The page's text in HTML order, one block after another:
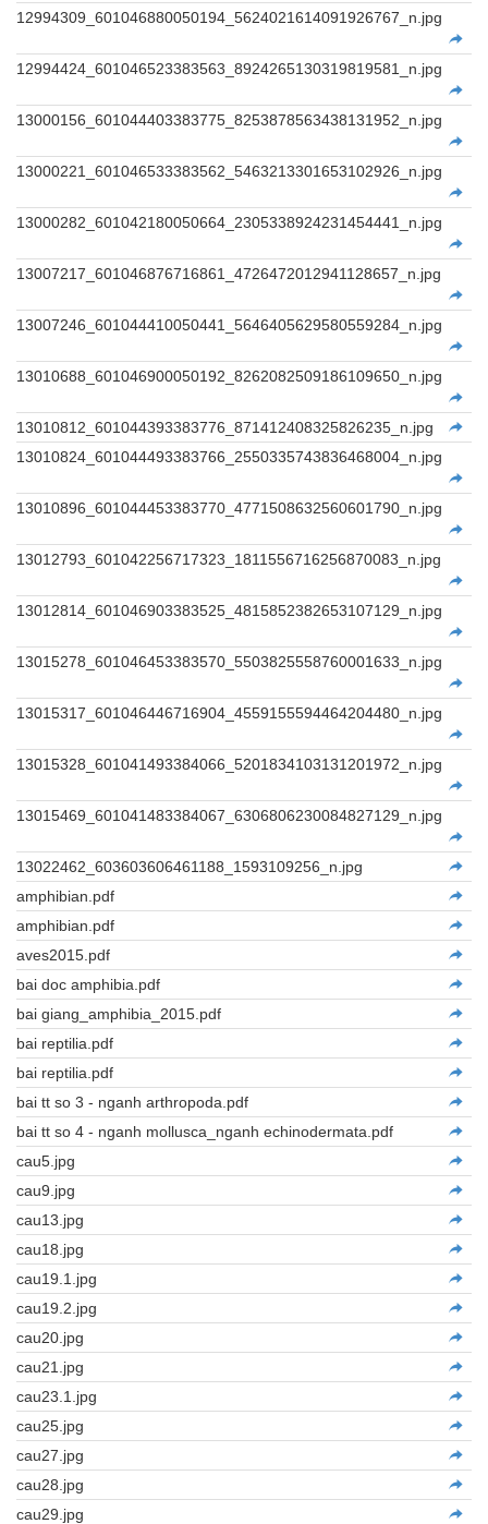
12994309_601046880050194_5624021614091926767_n.jpg
12994424_601046523383563_8924265130319819581_n.jpg
13000156_601044403383775_8253878563438131952_n.jpg
13000221_601046533383562_5463213301653102926_n.jpg
13000282_601042180050664_2305338924231454441_n.jpg
13007217_601046876716861_4726472012941128657_n.jpg
13007246_601044410050441_5646405629580559284_n.jpg
13010688_601046900050192_8262082509186109650_n.jpg
13010812_601044393383776_871412408325826235_n.jpg
13010824_601044493383766_2550335743836468004_n.jpg
13010896_601044453383770_4771508632560601790_n.jpg
13012793_601042256717323_1811556716256870083_n.jpg
13012814_601046903383525_4815852382653107129_n.jpg
13015278_601046453383570_5503825558760001633_n.jpg
13015317_601046446716904_4559155594464204480_n.jpg
13015328_601041493384066_5201834103131201972_n.jpg
13015469_601041483384067_6306806230084827129_n.jpg
13022462_603603606461188_1593109256_n.jpg
amphibian.pdf
amphibian.pdf
aves2015.pdf
bai doc amphibia.pdf
bai giang_amphibia_2015.pdf
bai reptilia.pdf
bai reptilia.pdf
bai tt so 3 - nganh arthropoda.pdf
bai tt so 4 - nganh mollusca_nganh echinodermata.pdf
cau5.jpg
cau9.jpg
cau13.jpg
cau18.jpg
cau19.1.jpg
cau19.2.jpg
cau20.jpg
cau21.jpg
cau23.1.jpg
cau25.jpg
cau27.jpg
cau28.jpg
cau29.jpg